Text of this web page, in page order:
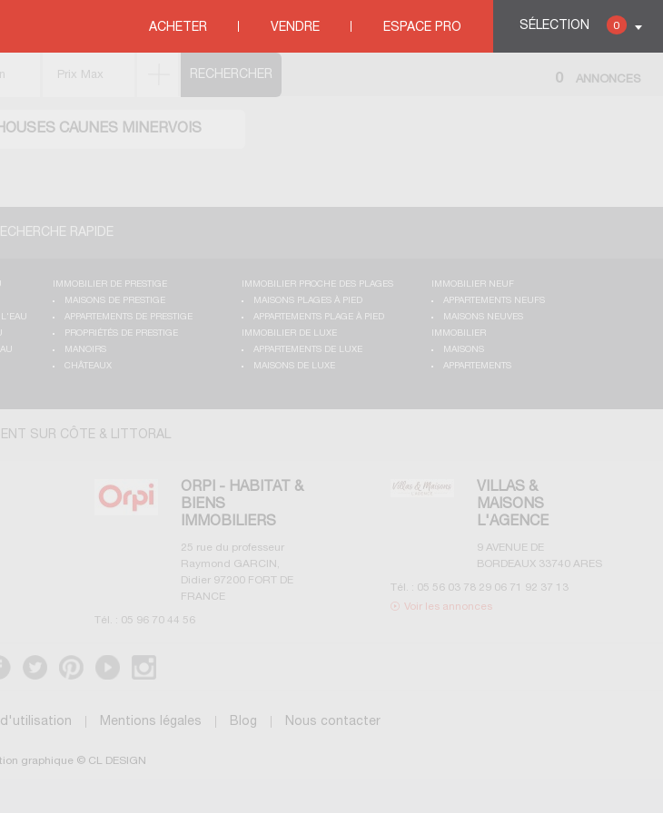
SÉLECTION 0
ACHETER VENDRE ESPACE PRO
CAUNES MINERVOIS
0 ANNONCES
RAPIDE
L'EAU
IMMOBILIER DE PRESTIGE
MAISONS DE PRESTIGE
APPARTEMENTS DE PRESTIGE
PROPRIÉTÉS DE PRESTIGE
MANOIRS
CHÂTEAUX
IMMOBILIER PROCHE DES PLAGES
MAISONS PLAGES À PIED
APPARTEMENTS PLAGE À PIED
IMMOBILIER NEUF
APPARTEMENTS NEUFS
MAISONS NEUVES
IMMOBILIER DE LUXE
APPARTEMENTS DE LUXE
MAISONS DE LUXE
IMMOBILIER
MAISONS
APPARTEMENTS
SUR CÔTE & LITTORAL
ORPI - HABITAT &
BIENS
IMMOBILIERS
25 rue du professeur
Raymond GARCIN,
Didier 97200 FORT DE
FRANCE
Tél. : 05 96 70 44 56
VILLAS &
MAISONS
L'AGENCE
9 AVENUE DE
BORDEAUX 33740 ARES
Tél. : 05 56 03 78 29 06 71 92 37 13
Voir les annonces
Mentions légales Blog Nous contacter
graphique © CL DESIGN